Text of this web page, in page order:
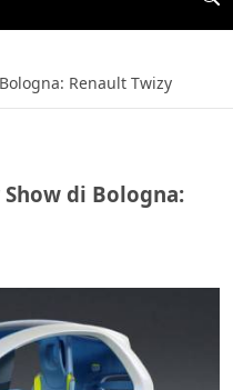
Renault Twizy
di Bologna: